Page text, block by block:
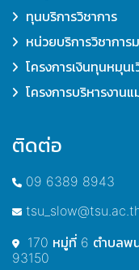
ทุนบริการวิชาการ
หน่วยบริการวิชากา
โครงการเงินทุนหมุน
โครงการบริหารงาน
ติดต่อ
09 6389 8943
170 หมู่ที่ 6 ตำบลพ
93150